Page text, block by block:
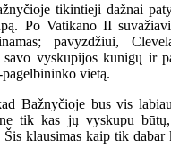
tikintieji dažnai
Po Vatikano II
pavyzdžiui,
savo vyskupijos kunigų ir
vietą.
bus vis labiau
tik kas jų vyskupu
klausimas kaip tik dabar